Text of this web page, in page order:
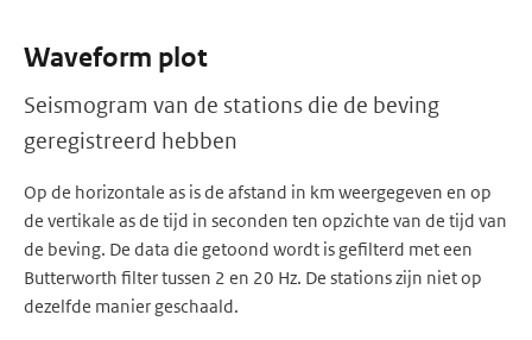
Waveform plot
Seismogram van de stations die de beving
geregistreerd hebben
Op de horizontale as is de afstand in km weergegeven en op
de vertikale as de tijd in seconden ten opzichte van de tijd van
de beving. De data die getoond wordt is gefilterd met een
Butterworth filter tussen 2 en 20 Hz. De stations zijn niet op
dezelfde manier geschaald.